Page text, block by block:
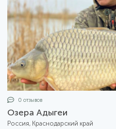
0 отзывов
Озера Адыгеи
Россия, Краснодарский край